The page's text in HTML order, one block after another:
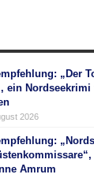
„Der
ein Nordseekrimi
2026
Amrum